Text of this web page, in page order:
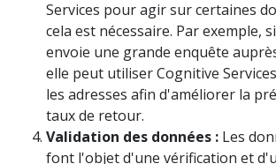
Services pour agir sur certaines
cela est nécessaire. Par exemple,
envoie une grande enquête
elle peut utiliser Cognitive
les adresses afin d'améliorer la
taux de retour.
Validation des données : Les
font l'objet d'une vérification et